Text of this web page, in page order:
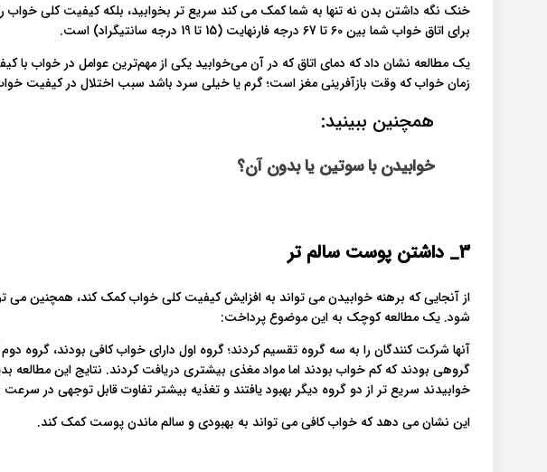
خنک نگه داشتن بدن نه تنها به شما کمک می کند سریع تر بخوابید، بلکه کیفیت کلی خواب
برای اتاق خواب شما بین 60 تا 67 درجه فارنهایت (15 تا 19 درجه سانتیگراد) است.
یک مطالعه نشان داد که دمای اتاق که در آن می‌خوابید یکی از مهم‌ترین عوامل در خواب با
زمان خواب که وقت بازآفرینی مغز است؛ گرم یا خیلی سرد باشد سبب اختلال در کیفیت
همچنین ببینید:
خوابیدن با سوتین یا بدون آن؟
3_ داشتن پوست سالم تر
از آنجایی که برهنه خوابیدن می تواند به افزایش کیفیت کلی خواب کمک کند، همچنین
شود. یک مطالعه کوچک به این موضوع پرداخت:
آنها شرکت کنندگان را به سه گروه تقسیم کردند؛ گروه اول دارای خواب کافی بودند، گروه
گروهی بودند که کم خواب بودند اما مواد مغذی بیشتری دریافت کردند. نتایج این
خوابیدند سریع تر از دو گروه دیگر بهبود یافتند و تغذیه بیشتر تفاوت قابل توجهی در
این نشان می دهد که خواب کافی می تواند به بهبودی و سالم ماندن پوست کمک کند.